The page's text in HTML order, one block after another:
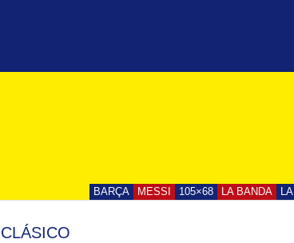
BARÇA MESSI 105×68 LA BANDA
CLÁSICO